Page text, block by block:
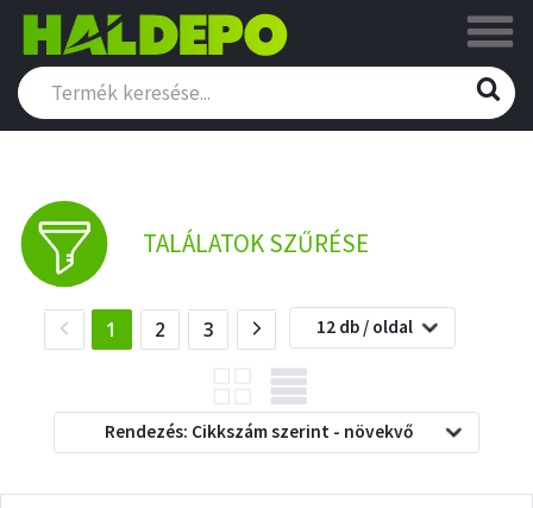
TALÁLATOK SZŰRÉSE
1 (current)
2 3 12 db / oldal
Rendezés: Cikkszám szerint - növekvő